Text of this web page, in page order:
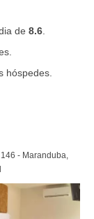
de 8.6
hóspedes.
- Maranduba,